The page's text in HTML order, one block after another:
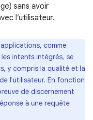
sans avoir
l’utilisateur.
comme
intents intégrés, se
y compris la qualité et la
l'utilisateur. En fonction
de discernement
à une requête